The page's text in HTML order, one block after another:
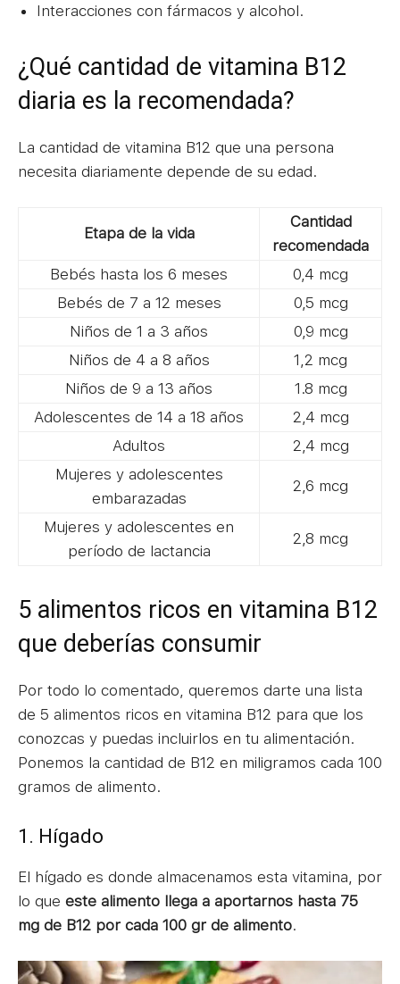
Interacciones con fármacos y alcohol.
¿Qué cantidad de vitamina B12
diaria es la recomendada?
La cantidad de vitamina B12 que una persona
necesita diariamente depende de su edad.
Etapa de la vida
Cantidad
recomendada
Bebés hasta los 6 meses
0,4 mcg
Bebés de 7 a 12 meses
0,5 mcg
Niños de 1 a 3 años
0,9 mcg
Niños de 4 a 8 años
1,2 mcg
Niños de 9 a 13 años
1.8 mcg
Adolescentes de 14 a 18 años
2,4 mcg
Adultos
2,4 mcg
Mujeres y adolescentes
embarazadas
2,6 mcg
Mujeres y adolescentes en
período de lactancia
2,8 mcg
5 alimentos ricos en vitamina B12
que deberías consumir
Por todo lo comentado, queremos darte una lista
de 5 alimentos ricos en vitamina B12 para que los
conozcas y puedas incluirlos en tu alimentación.
Ponemos la cantidad de B12 en miligramos cada 100
gramos de alimento.
1. Hígado
El hígado es donde almacenamos esta vitamina, por
lo que este alimento llega a aportarnos hasta 75
mg de B12 por cada 100 gr de alimento.